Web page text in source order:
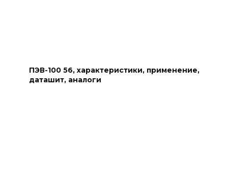
ПЭВ-100 56, характеристики, применение,
даташит, аналоги